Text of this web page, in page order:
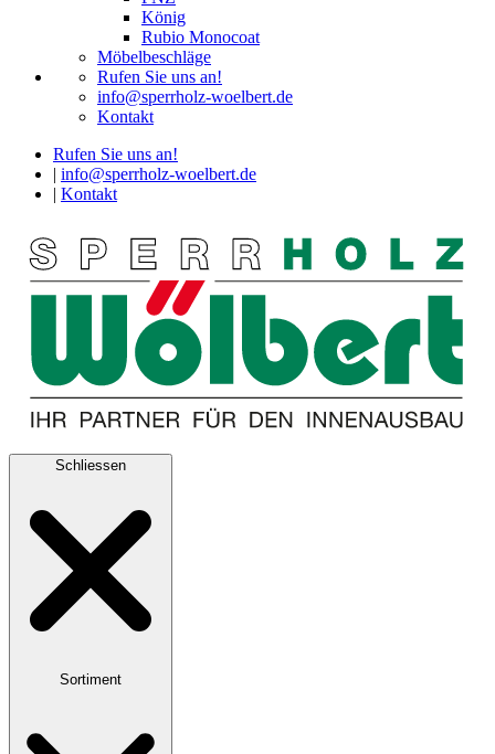
König
Rubio Monocoat
Möbelbeschläge
Rufen Sie uns an!
info@sperrholz-woelbert.de
Kontakt
Rufen Sie uns an!
info@sperrholz-woelbert.de
Kontakt
Schliessen
Sortiment